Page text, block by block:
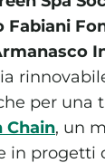
Fabiani
per una
Chain, un
in progetti